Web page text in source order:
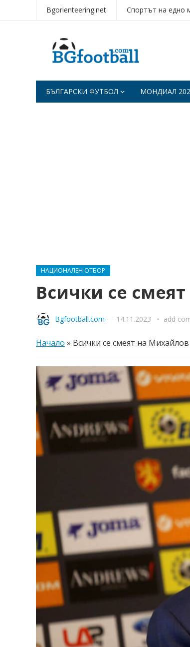
Bgorienteering.net Спортът на едно
БЪЛГАРСКИ ФУТБОЛ МОНДИАЛ
НАЦИОНАЛЕН ОТБОР
Всички се
Bgfootball.com — 14.11.2023 add
Начало » Всички се смеят на